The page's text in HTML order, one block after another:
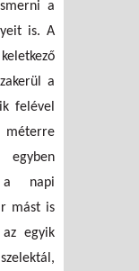
a
is. A
a
felével
méterre
a napi
mást is
egyik